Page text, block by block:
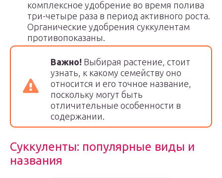
комплексное удобрение во время полива
три-четыре раза в период активного роста.
Органические удобрения суккулентам
противопоказаны.
Важно! Выбирая растение, стоит
узнать, к какому семейству оно
относится и его точное название,
поскольку могут быть
отличительные особенности в
содержании.
Суккуленты: популярные виды и
названия